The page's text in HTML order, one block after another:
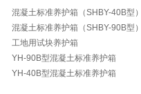
混凝土标准养护箱（SHBY-40B型
混凝土标准养护箱（SHBY-90B型
工地用试块养护箱
YH-90B型混凝土标准养护箱
YH-40B型混凝土标准养护箱